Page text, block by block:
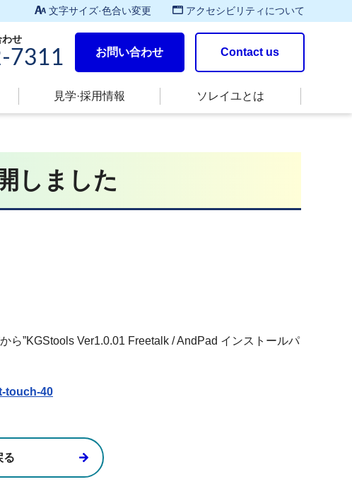
文字サイズ·色合い変更 アクセシビリティについて
わせ
7311 お問い合わせ Contact us
見学·採用情報 ソレイユとは
しました
ら”KGStools Ver1.0.01 Freetalk / AndPad インストールパ
touch-40
る